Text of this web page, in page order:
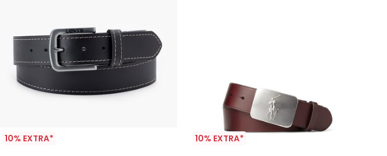
10% EXTRA* 10% EXTRA*